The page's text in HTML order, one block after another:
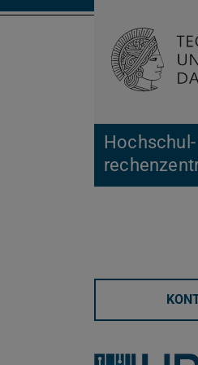
Hochschul­